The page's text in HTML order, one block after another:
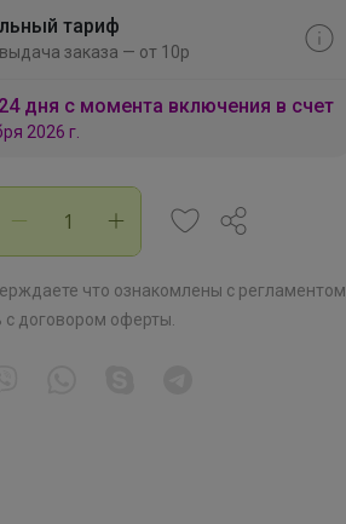
тариф
заказа — от 10р
дня с момента включения в счет
2026 г.
что ознакомлены с регламентом
с договором оферты